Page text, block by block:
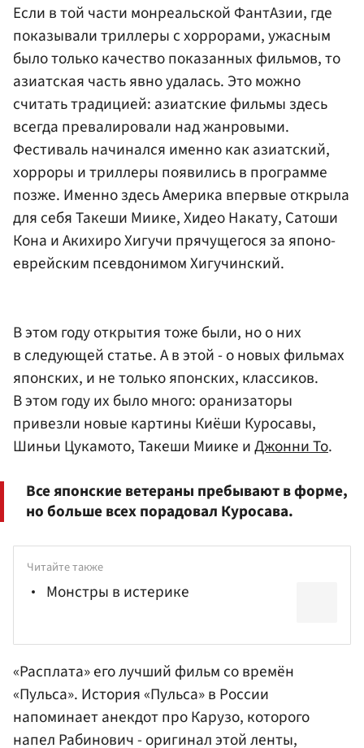
Если в той части монреальской ФантАзии, где
показывали триллеры с хоррорами, ужасным
было только качество показанных фильмов, то
азиатская часть явно удалась. Это можно
считать традицией: азиатские фильмы здесь
всегда превалировали над жанровыми.
Фестиваль начинался именно как азиатский,
хорроры и триллеры появились в программе
позже. Именно здесь Америка впервые открыла
для себя Такеши Миике, Хидео Накату, Сатоши
Кона и Акихиро Хигучи прячущегося за японо-
еврейским псевдонимом Хигучинский.
В этом году открытия тоже были, но о них
в следующей статье. А в этой - о новых фильмах
японских, и не только японских, классиков.
В этом году их было много: оранизаторы
привезли новые картины Киёши Куросавы,
Шиньи Цукамото, Такеши Миике иДжонни То.
Все японские ветераны пребывают в форме,
но больше всех порадовал Куросава.
Читайте также
Монстры в истерике
«Расплата» его лучший фильм со времён
«Пульса». История «Пульса» в России
напоминает анекдот про Карузо, которого
напел Рабинович - оригинал этой ленты,